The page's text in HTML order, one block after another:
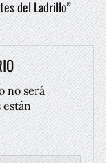
del Ladrillo”
no será
están